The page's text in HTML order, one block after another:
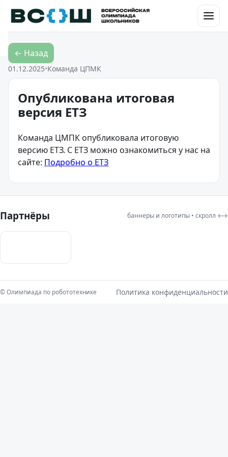
Перейти к контенту
← Назад
01.12.2025•Команда ЦПМК
Опубликована итоговая
версия ЕТЗ
Команда ЦМПК опубликовала итоговую
версию ЕТЗ. С ЕТЗ можно ознакомиться у нас на
сайте: Подробно о ЕТЗ
Партнёры баннеры и логотипы • скролл ⟷
© Олимпиада по робототехнике Политика конфиденциальности